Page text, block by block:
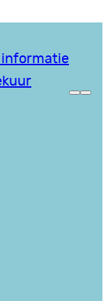
informatie